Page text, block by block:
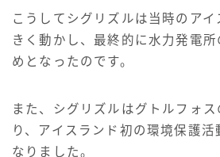
こうしてシグリズルは当時のア
きく動かし、最終的に水力発電
めとなったのです。
また、シグリズルはグトルフォ
り、アイスランド初の環境保護活
なりました。